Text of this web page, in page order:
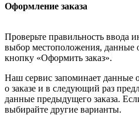
Оформление заказа
Проверьте правильность ввода
выбор местоположения, данные
кнопку «Оформить заказ».
Наш сервис запоминает данные
о заказе и в следующий раз
данные предыдущего заказа.
выбирайте другие варианты.